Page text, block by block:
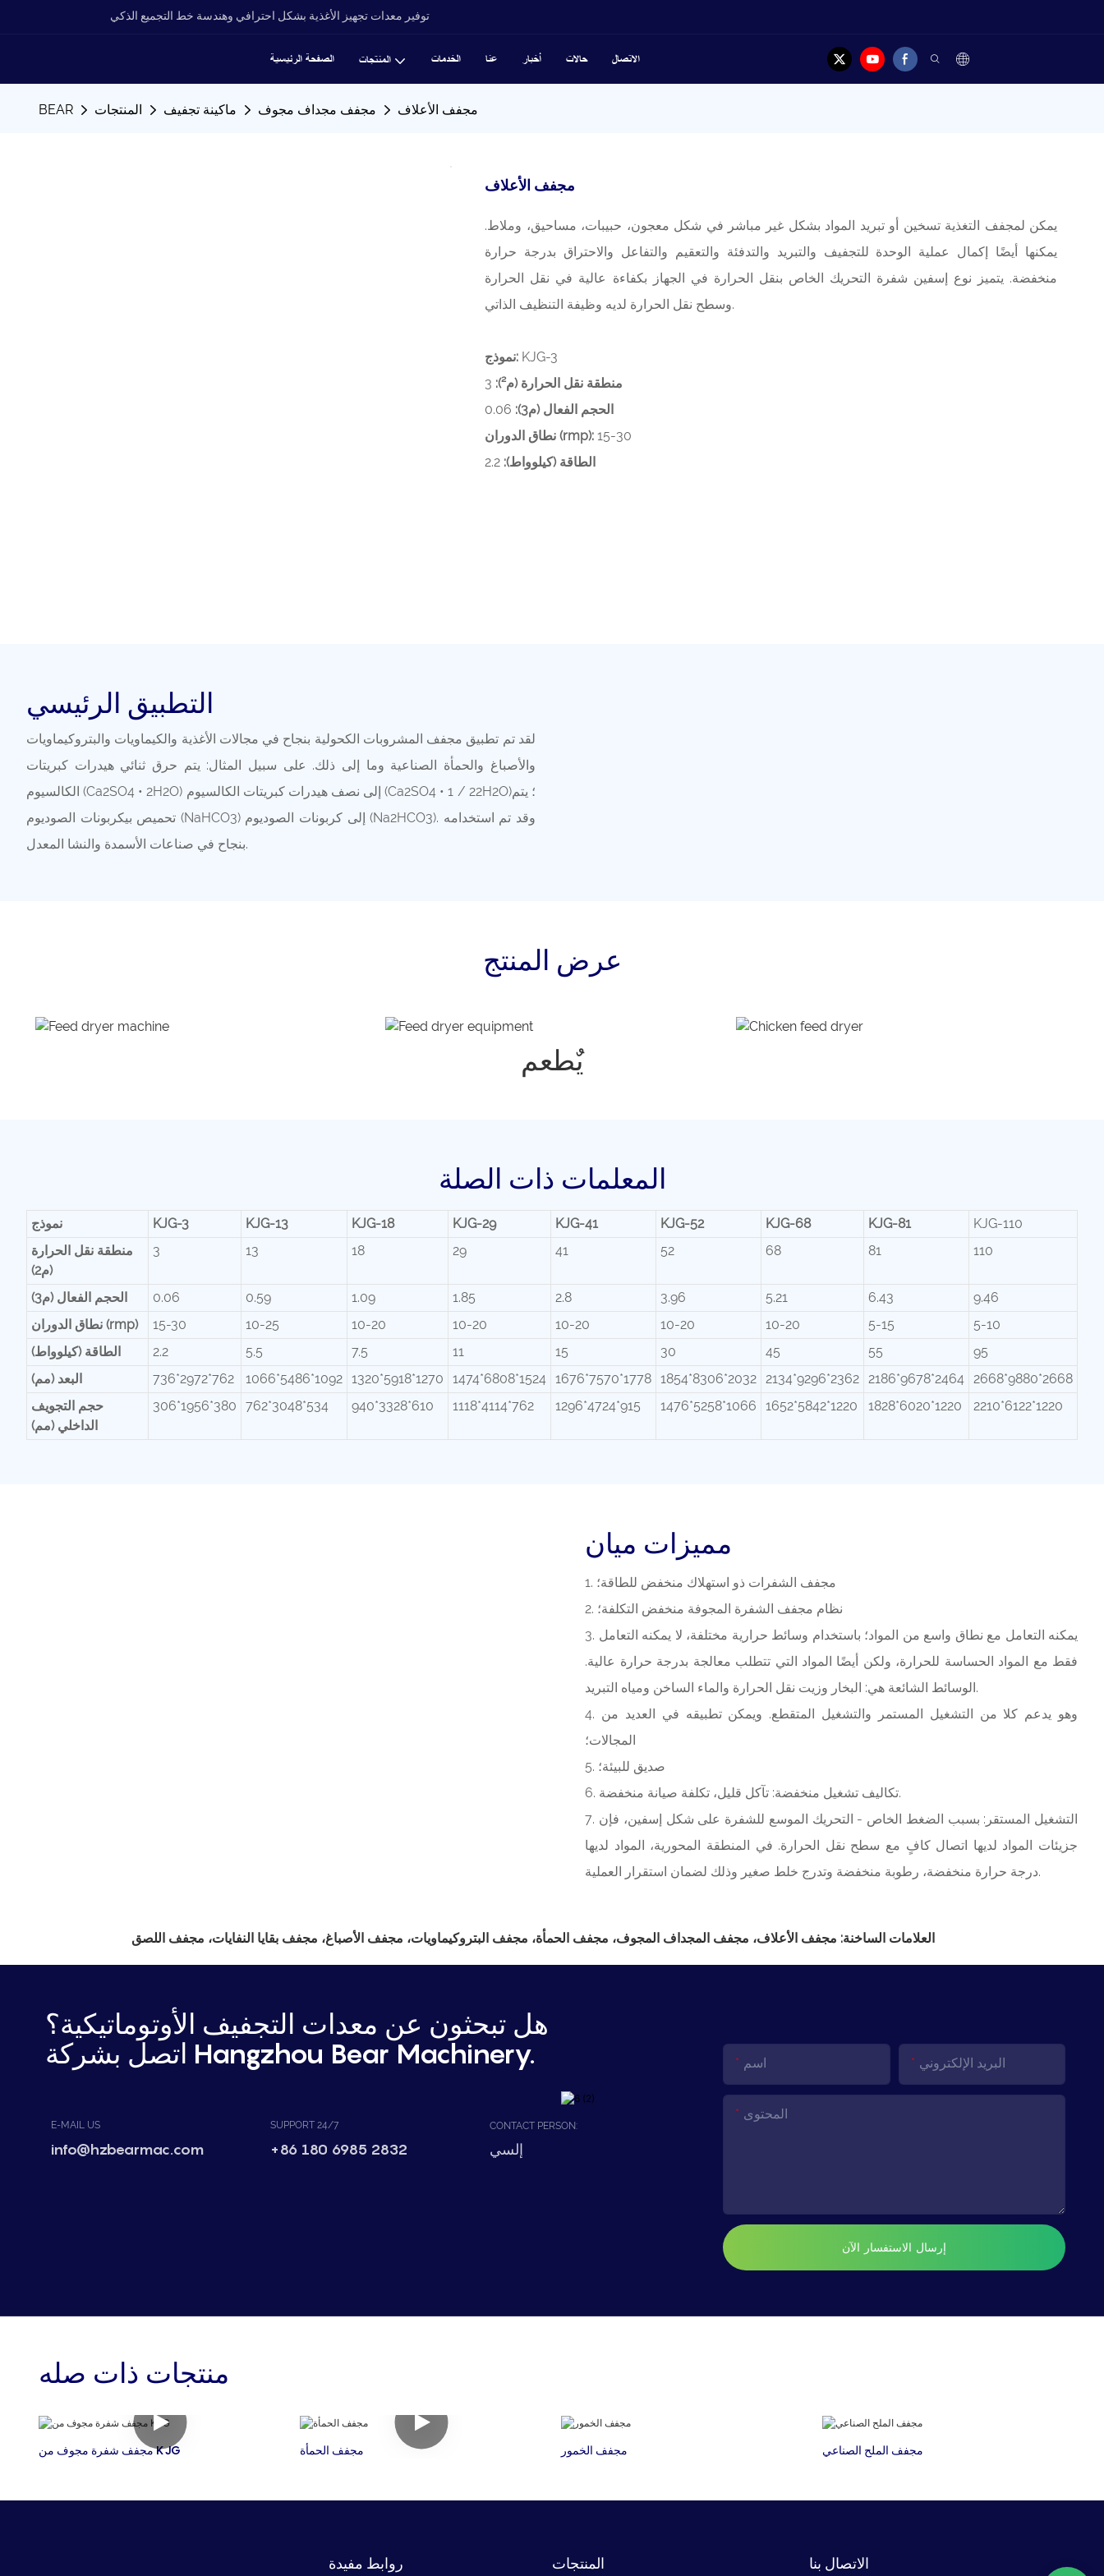
توفير معدات تجهيز الأغذية بشكل احترافي وهندسة خط التجميع الذكي
الصفحة الرئيسية المنتجات الخدمات عنا أخبار حالات الاتصال
BEAR المنتجات ماكينة تجفيف مجفف مجداف مجوف مجفف الأعلاف
مجفف الأعلاف
يمكن لمجفف التغذية تسخين أو تبريد المواد بشكل غير مباشر في شكل معجون، حبيبات، مساحيق، وملاط.
يمكنها أيضًا إكمال عملية الوحدة للتجفيف والتبريد والتدفئة والتعقيم والتفاعل والاحتراق بدرجة حرارة
منخفضة. يتميز نوع إسفين شفرة التحريك الخاص بنقل الحرارة في الجهاز بكفاءة عالية في نقل الحرارة
وسطح نقل الحرارة لديه وظيفة التنظيف الذاتي.
نموذج: KJG-3
منطقة نقل الحرارة (م²):
3
الحجم الفعال (م3):
0.06
نطاق الدوران (rmp):15-30
الطاقة (كيلوواط): 2.2
التطبيق الرئيسي
لقد تم تطبيق مجفف المشروبات الكحولية بنجاح في مجالات الأغذية والكيماويات والبتروكيماويات
والأصباغ والحمأة الصناعية وما إلى ذلك. على سبيل المثال: يتم حرق ثنائي هيدرات كبريتات
الكالسيوم (Ca2SO4 • 2H2O) إلى نصف هيدرات كبريتات الكالسيوم (Ca2SO4 • 1 / 22H2O)؛ يتم
تحميص بيكربونات الصوديوم (NaHCO3) إلى كربونات الصوديوم (Na2HCO3). وقد تم استخدامه
بنجاح في صناعات الأسمدة والنشا المعدل.
عرض المنتج
يٌطعم
المعلمات ذات الصلة
نموذج KJG-3 KJG-13 KJG-18 KJG-29 KJG-41 KJG-52 KJG-68 KJG-81
KJG-110
منطقة نقل الحرارة
(م2)
3 13 18 29 41 52 68 81 110
الحجم الفعال (م3) 0.06 0.59 1.09 1.85 2.8 3.96 5.21 6.43
9.46
نطاق الدوران (rmp)
15-30 10-25 10-20 10-20 10-20 10-20 10-20 5-15
5-10
الطاقة (كيلوواط)
2.2 5.5 7.5 11 15 30 45 55
95
البعد (مم)
736*2972*762 1066*5486*1092 1320*5918*1270 1474*6808*1524 1676*7570*1778 1854*8306*2032 2134*9296*2362 2186*9678*2464
2668*9880*2668
حجم التجويف
الداخلي (مم)
306*1956*380 762*3048*534 940*3328*610 1118*4114*762 1296*4724*915 1476*5258*1066 1652*5842*1220 1828*6020*1220 2210*6122*1220
مميزات ميان
1. مجفف الشفرات ذو استهلاك منخفض للطاقة؛
2. نظام مجفف الشفرة المجوفة منخفض التكلفة؛
3. يمكنه التعامل مع نطاق واسع من المواد؛ باستخدام وسائط حرارية مختلفة، لا يمكنه التعامل
فقط مع المواد الحساسة للحرارة، ولكن أيضًا المواد التي تتطلب معالجة بدرجة حرارة عالية.
الوسائط الشائعة هي: البخار وزيت نقل الحرارة والماء الساخن ومياه التبريد.
4. وهو يدعم كلا من التشغيل المستمر والتشغيل المتقطع. ويمكن تطبيقه في العديد من
المجالات؛
5. صديق للبيئة؛
6. تكاليف تشغيل منخفضة: تآكل قليل، تكلفة صيانة منخفضة.
7. التشغيل المستقر: بسبب الضغط الخاص - التحريك الموسع للشفرة على شكل إسفين، فإن
جزيئات المواد لديها اتصال كافٍ مع سطح نقل الحرارة. في المنطقة المحورية، المواد لديها
درجة حرارة منخفضة، رطوبة منخفضة وتدرج خلط صغير وذلك لضمان استقرار العملية.
العلامات الساخنة: مجفف الأعلاف، مجفف المجداف المجوف، مجفف الحمأة، مجفف البتروكيماويات، مجفف الأصباغ، مجفف بقايا النفايات، مجفف اللصق
هل تبحثون عن معدات التجفيف الأوتوماتيكية؟
اتصل بشركة Hangzhou Bear Machinery.
E-MAIL US
info@hzbearmac.com
SUPPORT 24/7
+86 180 6985 2832
CONTACT PERSON:
إلسي
اسم البريد الإلكتروني
المحتوى
إرسال الاستفسار الآن
منتجات ذات صله
مجفف شفرة مجوف من KJG مجفف الحمأة مجفف الخمور مجفف الملح الصناعي
روابط مفيدة المنتجات الاتصال بنا